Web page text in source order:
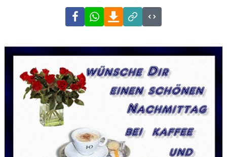
FacebookWhatsAppDownload
Link
Code